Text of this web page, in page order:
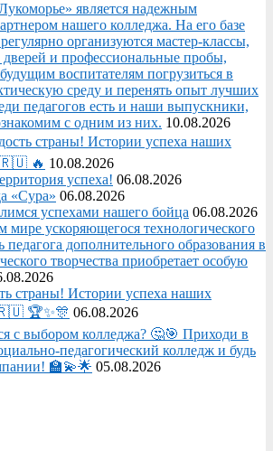
является надежным
нашего колледжа. На его базе
организуются мастер-классы,
и профессиональные пробы,
воспитателям погрузиться в
среду и перенять опыт лучших
педагогов есть и наши выпускники,
с одним из них. 10.08.2026
страны! Истории успеха наших
🇷🇺 🔥 10.08.2026
успеха! 06.08.2026
«Сура» 06.08.2026
успехами нашего бойца 06.08.2026
мире ускоряющегося технологического
педагога дополнительного образования в
творчества приобретает особую
страны! Истории успеха наших
🏆✨🎊 06.08.2026
с выбором колледжа? 🤔🎯 Приходи в
педагогический колледж и будь
🏫💫🌟 05.08.2026